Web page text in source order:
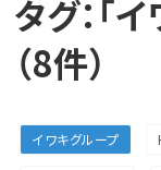
タグ：「
（8件）
イワキグループ